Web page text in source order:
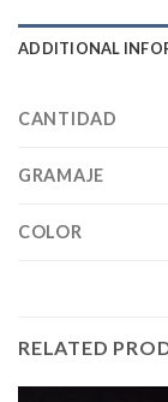
ADDITIONAL
CANTIDAD
GRAMAJE
COLOR
RELATED